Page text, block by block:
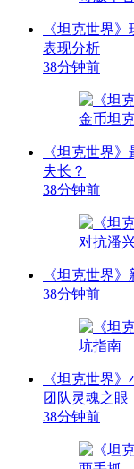
《坦克世界
表现分析
38分钟前
《坦克世界
夫长？
38分钟前
《坦克世界
38分钟前
《坦克世界
团队灵魂之眼
38分钟前